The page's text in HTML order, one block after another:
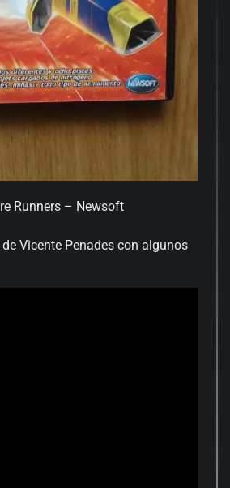
Runners – Newsoft
Vicente Penades con algunos